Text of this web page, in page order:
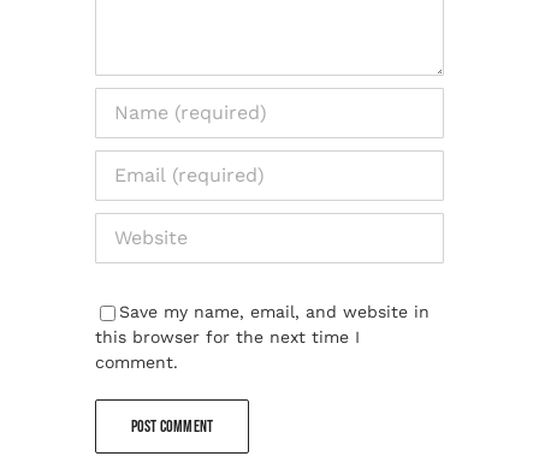
Save my name, email, and website in
this browser for the next time I
comment.